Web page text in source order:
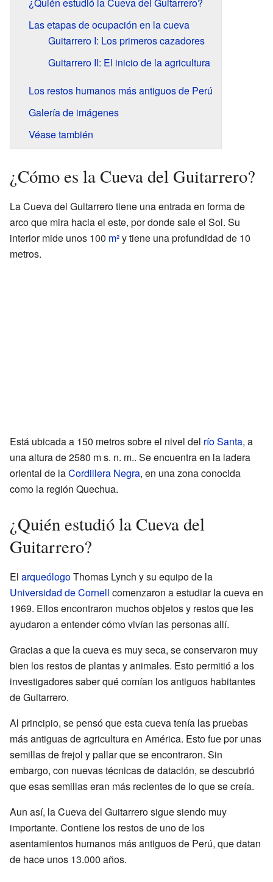
Las etapas de ocupación en la cueva
Guitarrero I: Los primeros cazadores
Guitarrero II: El inicio de la agricultura
Los restos humanos más antiguos de Perú
Galería de imágenes
Véase también
¿Cómo es la Cueva del Guitarrero?
La Cueva del Guitarrero tiene una entrada en forma de
arco que mira hacia el este, por donde sale el Sol. Su
interior mide unos 100 m²y tiene una profundidad de 10
metros.
Está ubicada a 150 metros sobre el nivel del río Santa, a
una altura de 2580 m s. n. m.. Se encuentra en la ladera
oriental de laCordillera Negra, en una zona conocida
como la región Quechua.
¿Quién estudió la Cueva del
Guitarrero?
El arqueólogoThomas Lynch y su equipo de la
Universidad de Cornell comenzaron a estudiar la cueva en
1969. Ellos encontraron muchos objetos y restos que les
ayudaron a entender cómo vivían las personas allí.
Gracias a que la cueva es muy seca, se conservaron muy
bien los restos de plantas y animales. Esto permitió a los
investigadores saber qué comían los antiguos habitantes
de Guitarrero.
Al principio, se pensó que esta cueva tenía las pruebas
más antiguas de agricultura en América. Esto fue por unas
semillas de frejol y pallar que se encontraron. Sin
embargo, con nuevas técnicas de datación, se descubrió
que esas semillas eran más recientes de lo que se creía.
Aun así, la Cueva del Guitarrero sigue siendo muy
importante. Contiene los restos de uno de los
asentamientos humanos más antiguos de Perú, que datan
de hace unos 13.000 años.